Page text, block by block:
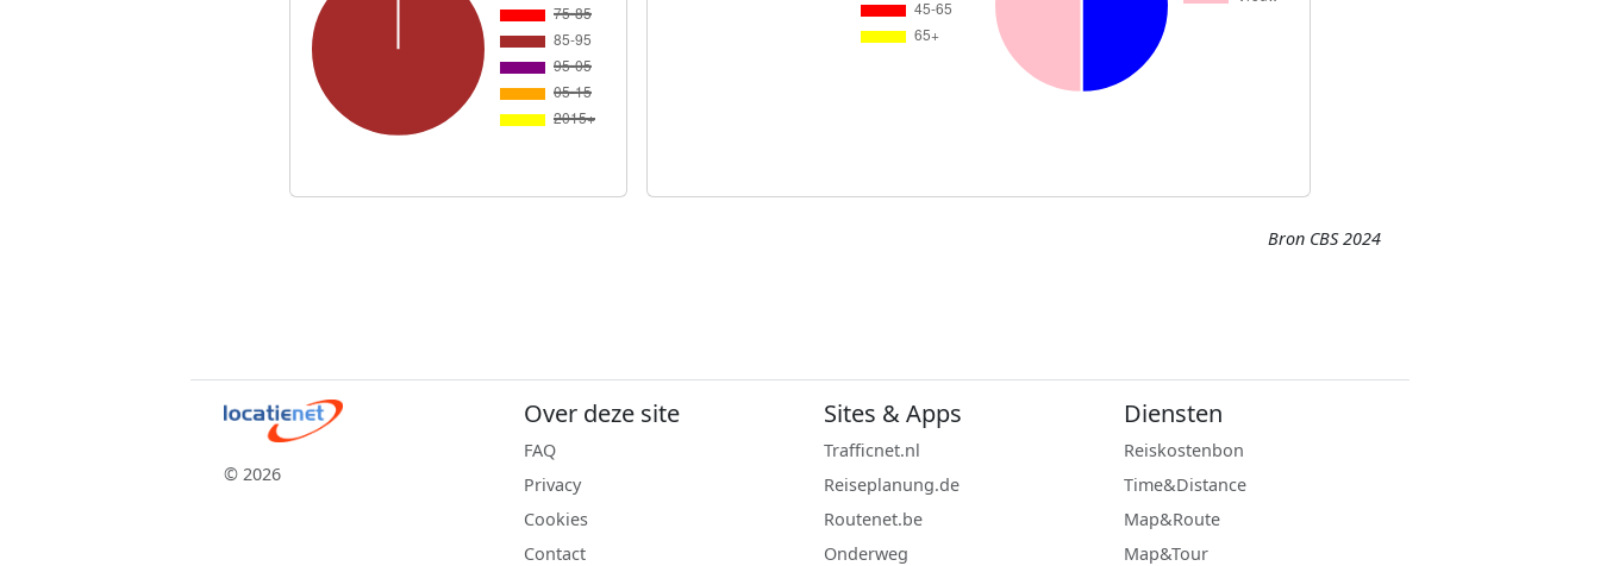
Bron CBS 2024
© 2026
Over deze site
FAQ
Privacy
Cookies
Contact
Sites & Apps
Trafficnet.nl
Reiseplanung.de
Routenet.be
Onderweg
Diensten
Reiskostenbon
Time&Distance
Map&Route
Map&Tour